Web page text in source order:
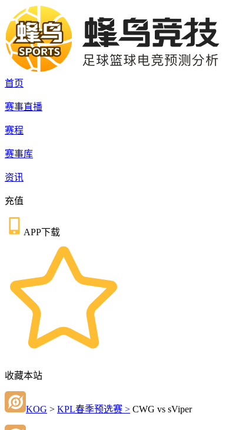
首页
赛事直播
赛程
赛事库
资讯
充值
APP下载
收藏本站
KOG > KPL春季预选赛 > CWG vs sViper